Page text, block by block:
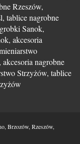
Rzeszów,
tablice nagrobne
Sanok,
akcesoria
nagrobne
Strzyżów, tablice
Brzozów, Rzeszów,